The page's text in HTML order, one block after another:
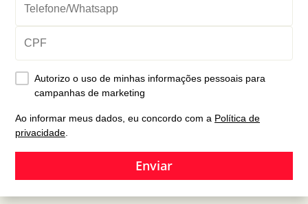
Autorizo o uso de minhas informações pessoais para
campanhas de marketing
Ao informar meus dados, eu concordo com a Política de
privacidade.
Enviar